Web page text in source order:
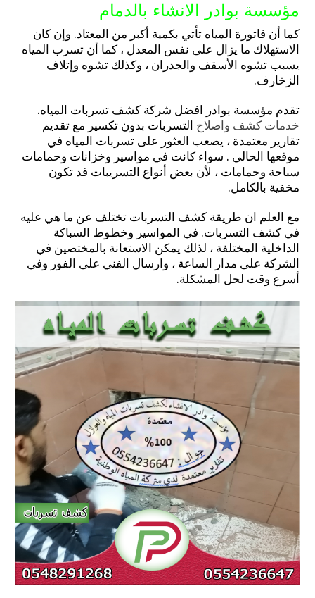
مؤسسة بوادر الانشاء بالدمام
كما أن فاتورة المياه تأتي بكمية أكبر من المعتاد. وإن كان
الاستهلاك ما يزال على نفس المعدل ، كما أن تسرب المياه
يسبب تشوه الأسقف والجدران ، وكذلك تشوه وإتلاف
الزخارف.
تقدم مؤسسة بوادر افضل شركة كشف تسربات المياه.
خدمات كشف واصلاح التسربات بدون تكسير مع تقديم
تقارير معتمدة ، يصعب العثور على تسربات المياه في
موقعها الحالي . سواء كانت في مواسير وخزانات وحمامات
سباحة وحمامات ، لأن بعض أنواع التسريبات قد تكون
مخفية بالكامل.
مع العلم ان طريقة كشف التسربات تختلف عن ما هي عليه
في كشف التسربات. في المواسير وخطوط السباكة
الداخلية المختلفة ، لذلك يمكن الاستعانة بالمختصين في
الشركة على مدار الساعة ، وارسال الفني على الفور وفي
أسرع وقت لحل المشكلة.